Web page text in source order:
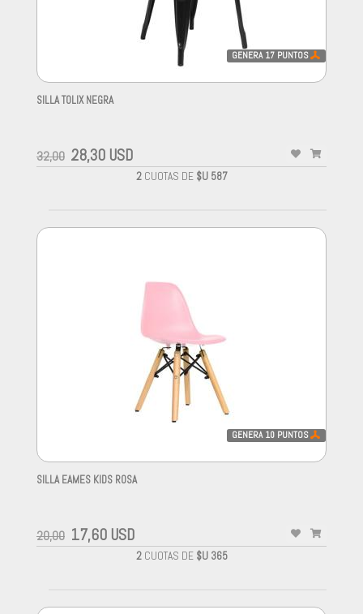
GENERA 17 PUNTOS
SILLA TOLIX NEGRA
32,00 28,30 USD
2CUOTAS DE $U 587
GENERA 10 PUNTOS
SILLA EAMES KIDS ROSA
20,00 17,60 USD
2CUOTAS DE $U 365